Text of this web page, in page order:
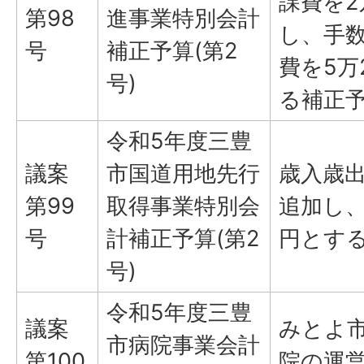
第98
号
進事業特別会計
補正予算(第2
号)
し、手
費を5
る補正
議案
第99
号
令和5年度三豊
市国道用地先行
取得事業特別会
計補正予算(第2
号)
歳入歳
追加し
円とす
議案
令和5年度三豊
市病院事業会計
みとよ